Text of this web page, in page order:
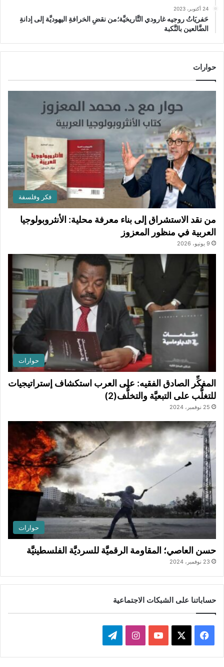
24 أكتوبر، 2023
حَفريَاتُ روجيه غارودي التَّاريخيَّة؛من نقضِ الخرافةِ اليهوديَّة إلى إدانةِ
الضَّالعين بالنَّكبة
حوارات
فكر وفلسفة
من نقد الاستشراق إلى بناء معرفة محلية: الأنثروبولوجيا
العربية في منظور المعزوز
9 يونيو، 2026
حوارات
المفكِّر الصادق الفقيه: على العرب استكشاف إستراتيجيات
للتغلُّب على التبعيَّة والتخلُّف(2)
25 نوفمبر، 2024
حوارات
حسن العاصي؛ المقاومة الرقميَّة للسرديَّة الفلسطينيَّة
23 نوفمبر، 2024
حساباتنا على الشبكات الاجتماعية
ي
X
Y
ن
ي